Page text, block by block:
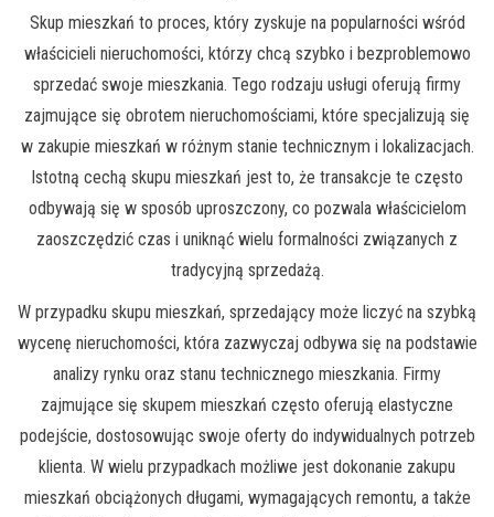
Skup mieszkań to proces, który zyskuje na popularności wśród
właścicieli nieruchomości, którzy chcą szybko i bezproblemowo
sprzedać swoje mieszkania. Tego rodzaju usługi oferują firmy
zajmujące się obrotem nieruchomościami, które specjalizują się
w zakupie mieszkań w różnym stanie technicznym i lokalizacjach.
Istotną cechą skupu mieszkań jest to, że transakcje te często
odbywają się w sposób uproszczony, co pozwala właścicielom
zaoszczędzić czas i uniknąć wielu formalności związanych z
tradycyjną sprzedażą.
W przypadku skupu mieszkań, sprzedający może liczyć na szybką
wycenę nieruchomości, która zazwyczaj odbywa się na podstawie
analizy rynku oraz stanu technicznego mieszkania. Firmy
zajmujące się skupem mieszkań często oferują elastyczne
podejście, dostosowując swoje oferty do indywidualnych potrzeb
klienta. W wielu przypadkach możliwe jest dokonanie zakupu
mieszkań obciążonych długami, wymagających remontu, a także